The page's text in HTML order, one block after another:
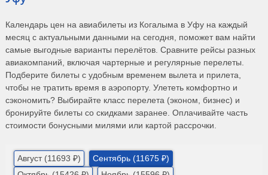
Календарь цен на авиабилеты из Когалыма в Уфу на каждый
месяц с актуальными данными на сегодня, поможет вам найти
самые выгодные варианты перелётов. Сравните рейсы разных
авиакомпаний, включая чартерные и регулярные перелеты.
Подберите билеты с удобным временем вылета и прилета,
чтобы не тратить время в аэропорту. Улететь комфортно и
сэкономить? Выбирайте класс перелета (эконом, бизнес) и
бронируйте билеты со скидками заранее. Оплачивайте часть
стоимости бонусными милями или картой рассрочки.
Август (11693 ₽)
Сентябрь (11675 ₽)